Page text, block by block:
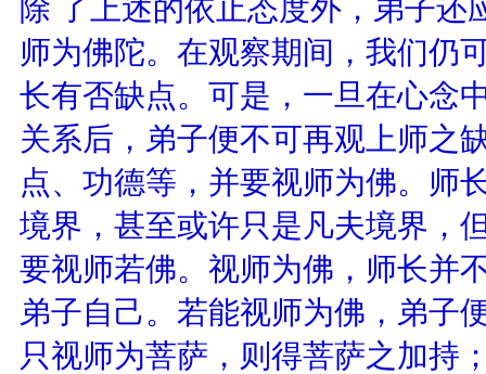
除 了上述的依止态度外，弟子还
师为佛陀。在观察期间，我们仍
长有否缺点。可是，一旦在心念
关系后，弟子便不可再观上师之
点、功德等，并要视师为佛。师
境界，甚至或许只是凡夫境界，
要视师若佛。视师为佛，师长并
弟子自己。若能视师为佛，弟子
只视师为菩萨，则得菩萨之加持